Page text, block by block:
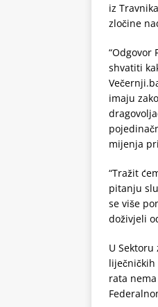
iz
zločine
“Odgovor
shvatiti
imaju
mijenja
“Tražit
pitanju
se više
doživjeli
U
liječničkih
rata